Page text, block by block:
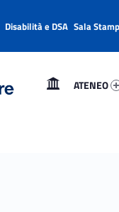
ATENEO
Disabilità e DSA Sala